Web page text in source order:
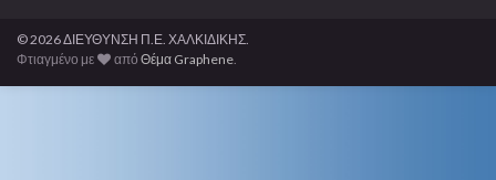
© 2026 ΔΙΕΥΘΥΝΣΗ Π.Ε. ΧΑΛΚΙΔΙΚΗΣ.
Φτιαγμένο με
απόΘέμα Graphene